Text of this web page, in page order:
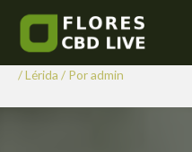
contenido
Comprar
Granja d’Escarp
/Lérida / Poradmin